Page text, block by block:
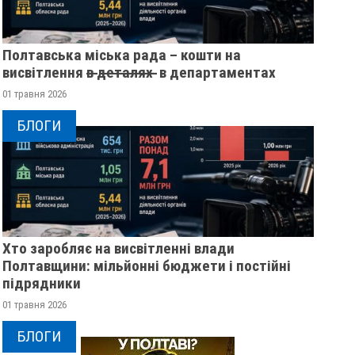
Полтавська міська рада – кошти на
висвітлення в̶ ̶д̶е̶т̶а̶л̶я̶х̶ ̶ в департаментах
01 травня 2026
БЛОГИ
Хто заробляє на висвітленні влади
Полтавщини: мільйонні бюджети і постійні
підрядники
01 травня 2026
БЛОГИ